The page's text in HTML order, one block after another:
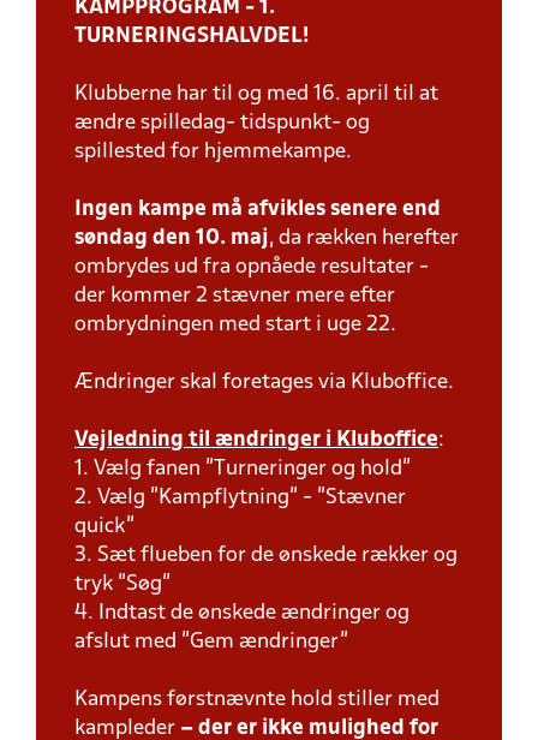
KAMPPROGRAM - 1.
TURNERINGSHALVDEL!
Klubberne har til og med 16. april til at
ændre spilledag- tidspunkt- og
spillested for hjemmekampe.
Ingen kampe må afvikles senere end
søndag den 10. maj, da rækken herefter
ombrydes ud fra opnåede resultater -
der kommer 2 stævner mere efter
ombrydningen med start i uge 22.
Ændringer skal foretages via Kluboffice.
Vejledning til ændringer i Kluboffice:
1. Vælg fanen "Turneringer og hold"
2. Vælg "Kampflytning" - "Stævner
quick"
3. Sæt flueben for de ønskede rækker og
tryk "Søg"
4. Indtast de ønskede ændringer og
afslut med "Gem ændringer"
Kampens førstnævnte hold stiller med
kampleder – der er ikke mulighed for